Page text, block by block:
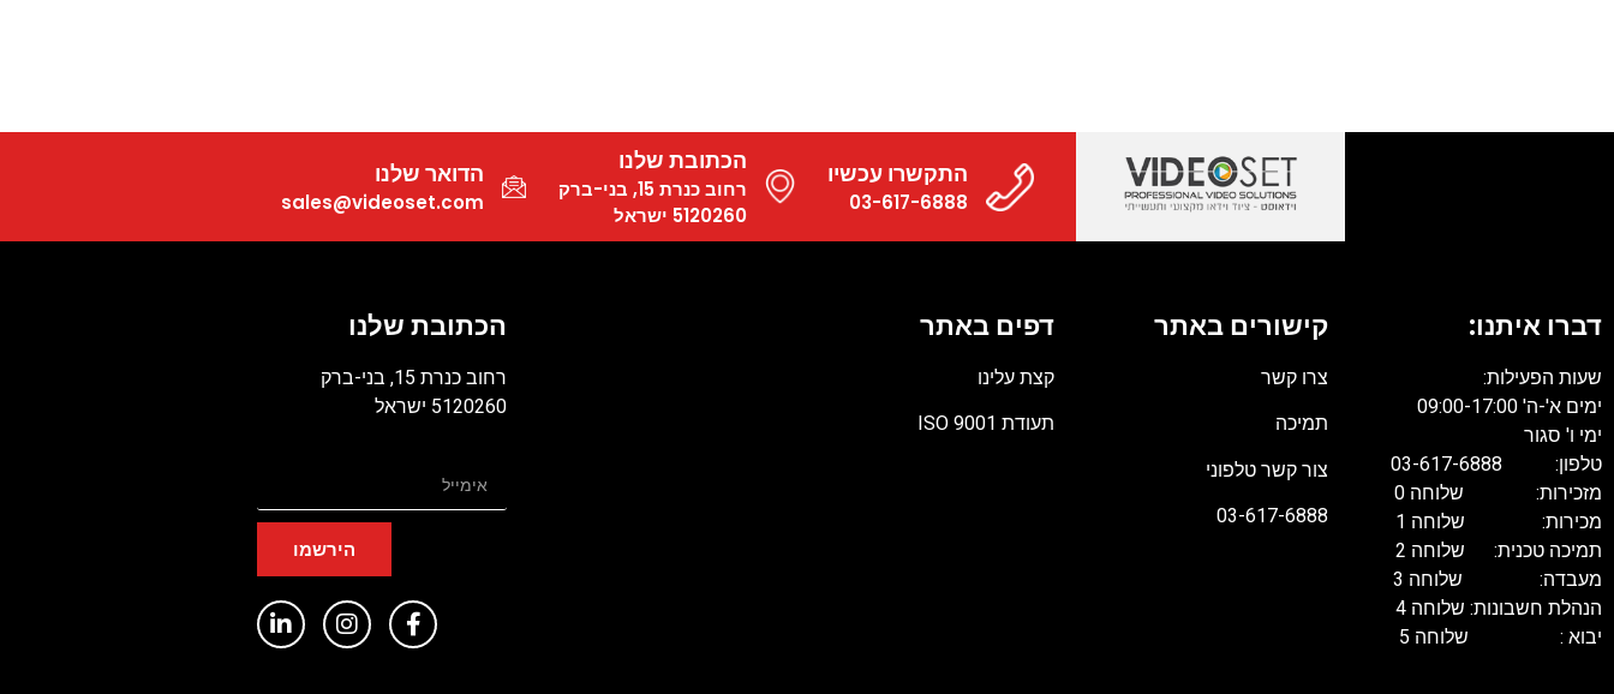
התקשרו עכשיו
03-617-6888
הכתובת שלנו
רחוב כנרת 15, בני-ברק
5120260 ישראל
הדואר שלנו
sales@videoset.com
דברו איתנו:
שעות הפעילות:
ימים א'-ה' 09:00-17:00
ימי ו' סגור
טלפון: 03-617-6888
מזכירות: שלוחה 0
מכירות: שלוחה 1
תמיכה טכנית: שלוחה 2
מעבדה: שלוחה 3
הנהלת חשבונות: שלוחה 4
יבוא : שלוחה 5
קישורים באתר
צרו קשר
תמיכה
צור קשר טלפוני
03-617-6888
דפים באתר
קצת עלינו
תעודת ISO 9001
הכתובת שלנו
רחוב כנרת 15, בני-ברק
5120260 ישראל
הירשמו